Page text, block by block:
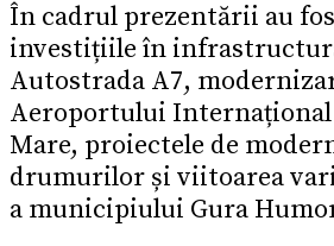
În cadrul prezentării au
investițiile în
Autostrada A7,
Aeroportului Internațional
Mare, proiectele de
drumurilor și viitoarea
a municipiului Gura